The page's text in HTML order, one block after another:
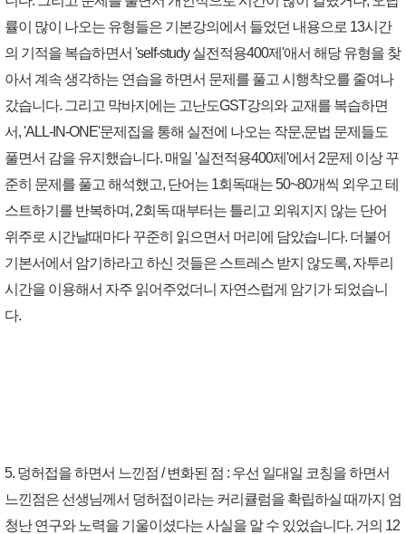
률이 많이 나오는 유형들은 기본강의에서 들었던 내용으로 13시간
의 기적을 복습하면서 'self-study 실전적용400제'애서 해당 유형을 찾
아서 계속 생각하는 연습을 하면서 문제를 풀고 시행착오를 줄여나
갔습니다. 그리고 막바지에는 고난도GST강의와 교재를 복습하면
서, 'ALL-IN-ONE'문제집을 통해 실전에 나오는 작문,문법 문제들도
풀면서 감을 유지했습니다. 매일 '실전적용400제'에서 2문제 이상 꾸
준히 문제를 풀고 해석했고, 단어는 1회독때는 50~80개씩 외우고 테
스트하기를 반복하며, 2회독 때부터는 틀리고 외워지지 않는 단어
위주로 시간날때마다 꾸준히 읽으면서 머리에 담았습니다. 더불어
기본서에서 암기하라고 하신 것들은 스트레스 받지 않도록, 자투리
시간을 이용해서 자주 읽어주었더니 자연스럽게 암기가 되었습니
다.
5. 덩허접을 하면서 느낀점 / 변화된 점 : 우선 일대일 코칭을 하면서
느낀점은 선생님께서 덩허접이라는 커리큘럼을 확립하실 때까지 엄
청난 연구와 노력을 기울이셨다는 사실을 알 수 있었습니다. 거의 12